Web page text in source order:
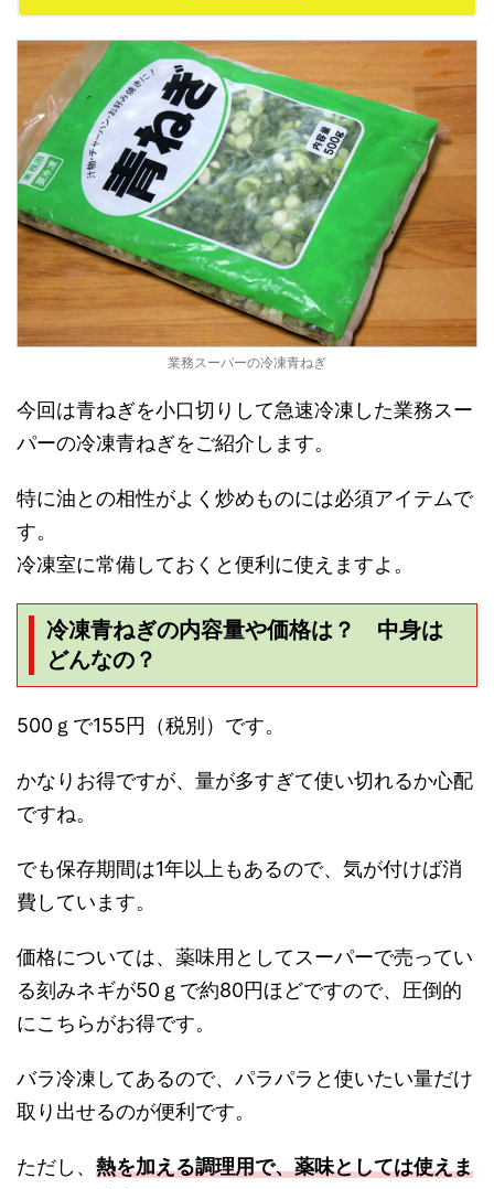
業務スーパーの冷凍青ねぎ
今回は青ねぎを小口切りして急速冷凍した業務スー
パーの冷凍青ねぎをご紹介します。
特に油との相性がよく炒めものには必須アイテムで
す。
冷凍室に常備しておくと便利に使えますよ。
冷凍青ねぎの内容量や価格は？ 中身は
どんなの？
500ｇで155円（税別）です。
かなりお得ですが、量が多すぎて使い切れるか心配
ですね。
でも保存期間は1年以上もあるので、気が付けば消
費しています。
価格については、薬味用としてスーパーで売ってい
る刻みネギが50ｇで約80円ほどですので、圧倒的
にこちらがお得です。
バラ冷凍してあるので、パラパラと使いたい量だけ
取り出せるのが便利です。
ただし、 熱を加える調理用で、薬味としては使えま